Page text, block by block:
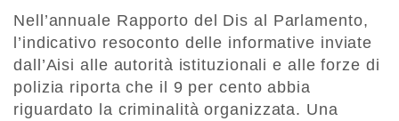
Nell’annuale Rapporto del Dis al Parlamento,
l’indicativo resoconto delle informative inviate
dall’Aisi alle autorità istituzionali e alle forze di
polizia riporta che il 9 per cento abbia
riguardato la criminalità organizzata. Una